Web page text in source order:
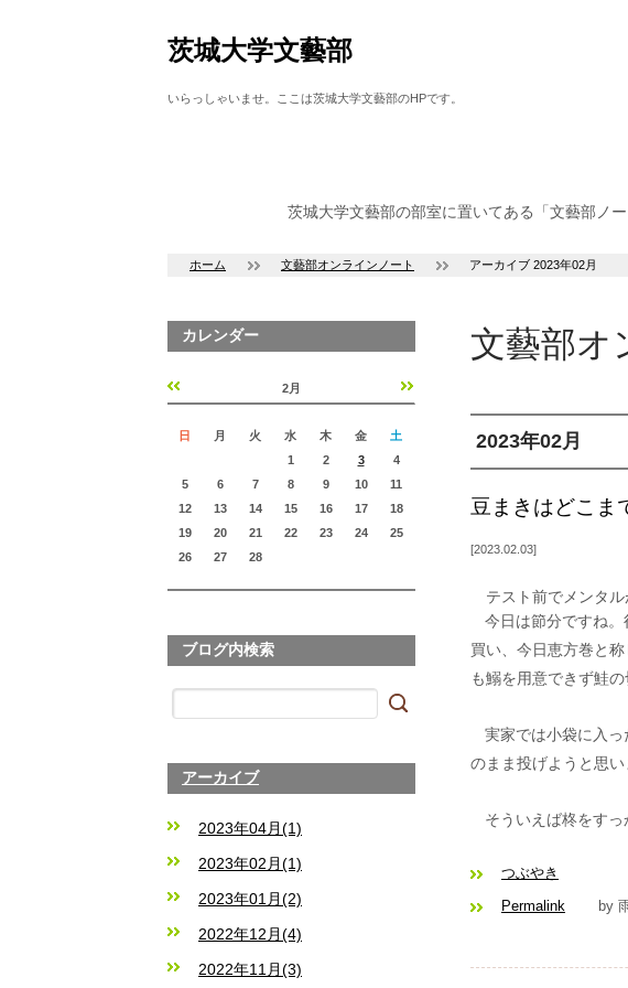
茨城大学文藝部
いらっしゃいませ。ここは茨城大学文藝部のHPです。
茨城大学文藝部の部室に置いてある「文藝部ノ
ホーム 文藝部オンラインノート アーカイブ 2023年02月
文藝部オ
2023年02月
2023.02.03
豆まきはどこま
テスト前でメンタ
今日は節分ですね
買い、今日恵方巻と
も鰯を用意できず鮭
実家では小袋に入
のまま投げようと思
そういえば柊をすっ
つぶやき
Permalink
by
カレンダー
«
2月
»
日 月 火 水 木 金
土
1
2 3
4
5
6 7 8 9 10
11
12
13 14 15 16 17
18
19
20 21 22 23 24
25
26
27 28
ブログ内検索
アーカイブ
2023年04月(1)
2023年02月(1)
2023年01月(2)
2022年12月(4)
2022年11月(3)